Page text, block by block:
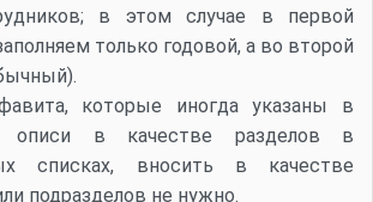
в этом случае в первой
только годовой, а во второй
которые иногда указаны в
описи в качестве разделов в
списках, вносить в качестве
подразделов не нужно.